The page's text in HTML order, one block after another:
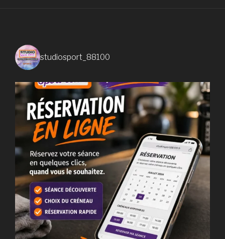
studiosport_88100